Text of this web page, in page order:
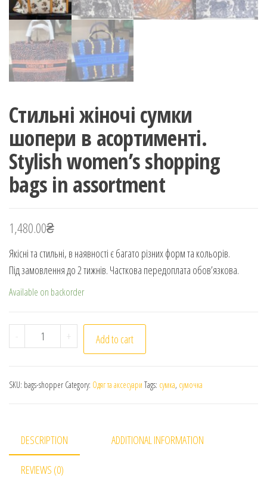
Стильні жіночі сумки
шопери в асортименті.
Stylish women’s shopping
bags in assortment
1,480.00₴
Якісні та стильні, в наявності є багато різних форм та кольорів.
Під замовлення до 2 тижнів. Часткова передоплата обов’язкова.
Available on backorder
- Стильні жіночі сумки шопери в асортименті.
+ Add to cart
SKU: bags-shopper Category: Одяг та аксесуари Tags: сумка, сумочка
DESCRIPTION ADDITIONAL INFORMATION
REVIEWS (0)